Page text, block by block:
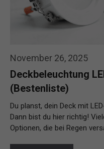
November 26, 2025
Deckbeleuchtung
(Bestenliste)
Du planst, dein Deck mit
Dann bist du hier richtig!
Optionen, die bei Regen